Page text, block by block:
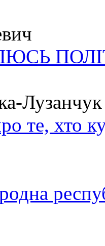
Лузанчук
те, хто